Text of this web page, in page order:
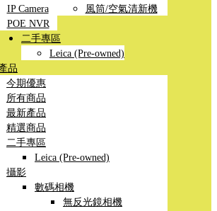
IP Camera
POE NVR
風筒/空氣清新機
二手專區
Leica (Pre-owned)
品
今期優惠
所有商品
最新產品
精選商品
二手專區
Leica (Pre-owned)
攝影
數碼相機
無反光鏡相機